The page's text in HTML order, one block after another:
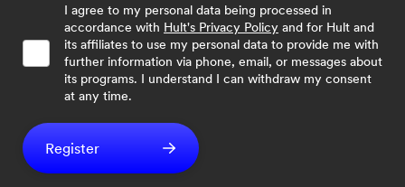
I agree to my personal data being processed in
accordance with Hult's Privacy Policy and for Hult and
its affiliates to use my personal data to provide me with
further information via phone, email, or messages about
its programs. I understand I can withdraw my consent
at any time.
Register